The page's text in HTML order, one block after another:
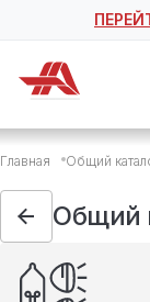
Общий каталог
Автосвет
Автотовары
Запчасти
Масла и
Мототовары
Главная Общий
Общий